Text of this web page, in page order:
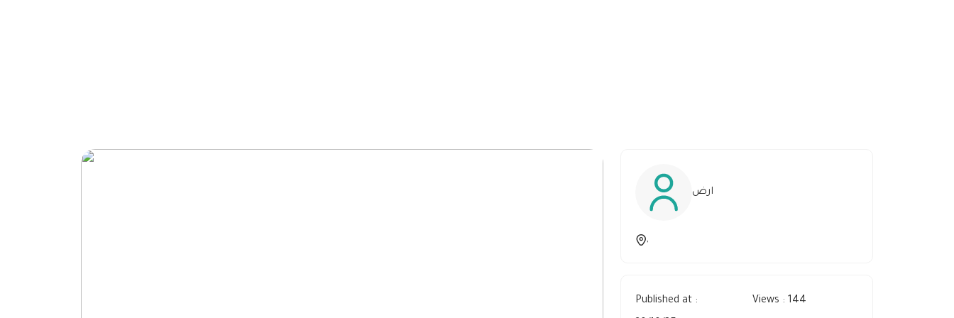
ارض
,
Published at :
Views : 144